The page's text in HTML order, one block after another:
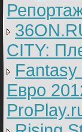
CITY:
Fantasy
Евро